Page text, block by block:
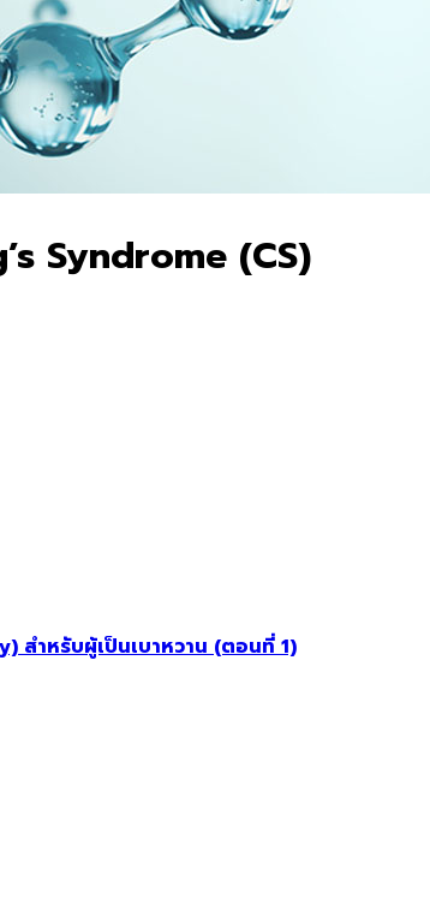
Syndrome (CS)
ำหรับผู้เป็นเบาหวาน (ตอนที่ 1)